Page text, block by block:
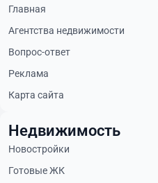
Главная
Агентства недвижимости
Вопрос-ответ
Реклама
Карта сайта
Недвижимость
Новостройки
Готовые ЖК